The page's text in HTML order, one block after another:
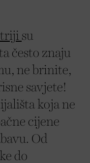
su
često znaju
ne brinite,
savjete!
koja ne
cijene
Od
do